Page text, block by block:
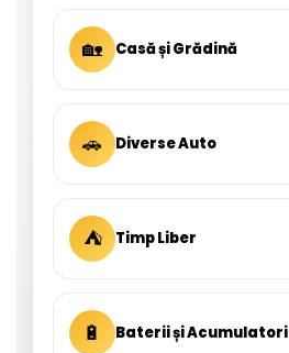
🏡 Casă și Grădină
🚗 Diverse Auto
⛺ Timp Liber
🔋 Baterii și Acumulatori